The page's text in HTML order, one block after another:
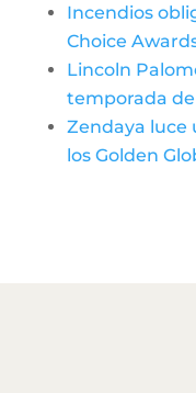
Incendios
Choice
Lincoln
temporada de
Zendaya luce
los Golden